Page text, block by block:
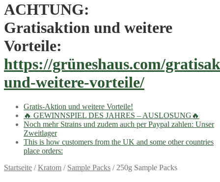
ACHTUNG:
Gratisaktion und weitere
Vorteile:
https://grüneshaus.com/
und-weitere-vorteile/
Gratis-Aktion und weitere Vorteile!
🔥 GEWINNSPIEL DES JAHRES – AUSLOSUNG🔥
Noch mehr Strains und zudem auch per Paypal zahlen: Unser
Zweitlager
This is how customers from the UK and some other countries
place orders:
Startseite /Kratom / Sample Packs / 250g Sample Packs